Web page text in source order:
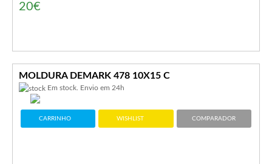
20€
MOLDURA DEMARK 478 10X15 C
Em stock. Envio em 24h
CARRINHO WISHLIST COMPARADOR